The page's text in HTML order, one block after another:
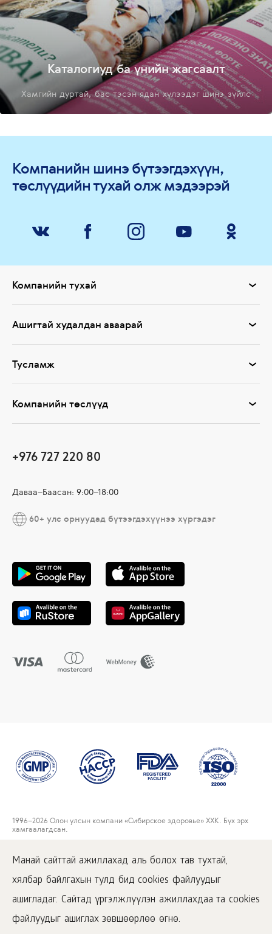
Манай сайттай ажиллахад аль болох тав тухтай,
хялбар байлгахын тулд бид cookies файлуудыг
ашигладаг. Сайтад үргэлжлүүлэн ажиллахдаа та cookies
файлуудыг ашиглах зөвшөөрлөө өгнө.
Каталогиуд ба үнийн жагсаалт
Хамгийн дуртай, бас тэсэн ядан хүлээдэг шинэ зүйлс
Компанийн шинэ бүтээгдэхүүн,
төслүүдийн тухай олж мэдээрэй
Компанийн тухай
Ашигтай худалдан аваарай
Тусламж
Компанийн төслүүд
+976 727 220 80
Даваа–Баасан: 9:00–18:00
60+ улс орнуудад бүтээгдэхүүнээ хүргэдэг
1996–2026 Олон улсын компани «Сибирское здоровье» ХХК. Бүх эрх
хамгаалагдсан.
боломжтой.
Хэрэглэгчийн гэрээ
Нууцлалын бодлого